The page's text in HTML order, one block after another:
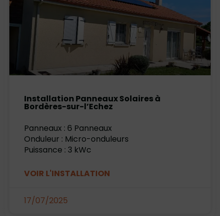
Installation Panneaux Solaires à
Bordères-sur-l’Echez
Panneaux : 6 Panneaux
Onduleur : Micro-onduleurs
Puissance : 3 kWc
VOIR L'INSTALLATION
17/07/2025